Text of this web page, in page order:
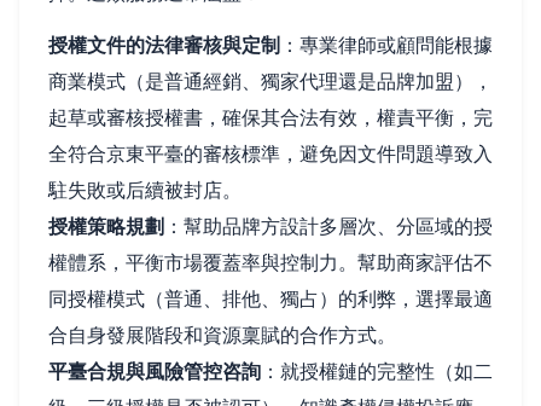
授權文件的法律審核與定制 ：專業律師或顧問能根據
商業模式（是普通經銷、獨家代理還是品牌加盟），
起草或審核授權書，確保其合法有效，權責平衡，完
全符合京東平臺的審核標準，避免因文件問題導致入
駐失敗或后續被封店。
授權策略規劃 ：幫助品牌方設計多層次、分區域的授
權體系，平衡市場覆蓋率與控制力。幫助商家評估不
同授權模式（普通、排他、獨占）的利弊，選擇最適
合自身發展階段和資源稟賦的合作方式。
平臺合規與風險管控咨詢 ：就授權鏈的完整性（如二